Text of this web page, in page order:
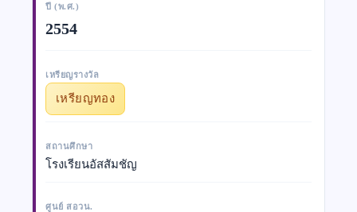
ปี (พ.ศ.)
2554
เหรียญรางวัล
เหรียญทอง
สถานศึกษา
โรงเรียนอัสสัมชัญ
ศูนย์ สอวน.